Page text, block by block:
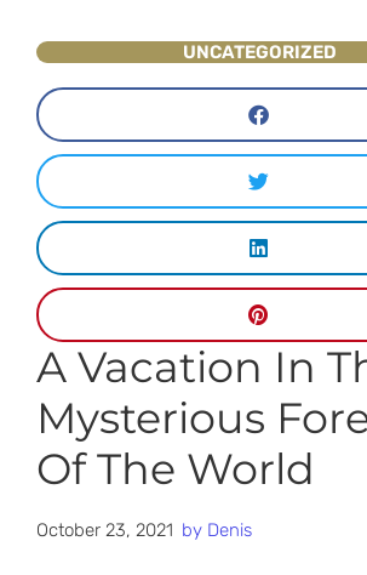
UNCATEGORIZED
A Vacation In
Mysterious
Of The World
October 23, 2021 by Denis